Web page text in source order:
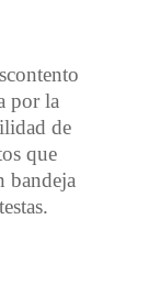
por la
de
que
bandeja